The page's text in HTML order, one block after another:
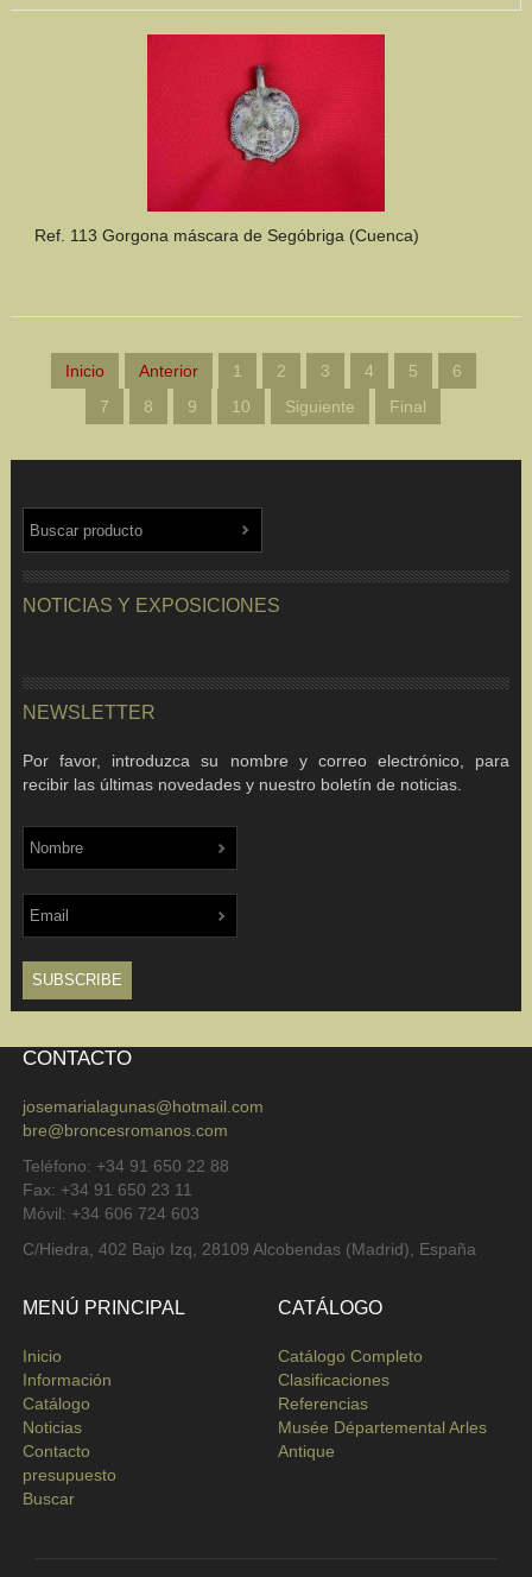
Ref. 113 Gorgona máscara de Segóbriga (Cuenca)
Inicio Anterior 1 2 3 4 5
6
7
8 9 10 Siguiente Final
NOTICIAS Y EXPOSICIONES
NEWSLETTER
Por favor, introduzca su nombre y correo electrónico, para
recibir las últimas novedades y nuestro boletín de noticias.
CONTACTO
josemarialagunas@hotmail.com
bre@broncesromanos.com
Teléfono: +34 91 650 22 88
Fax: +34 91 650 23 11
Móvil: +34 606 724 603
C/Hiedra, 402 Bajo Izq, 28109 Alcobendas (Madrid), España
MENÚ PRINCIPAL
Inicio
Información
Catálogo
Noticias
Contacto
presupuesto
Buscar
CATÁLOGO
Catálogo Completo
Clasificaciones
Referencias
Musée Départemental Arles
Antique